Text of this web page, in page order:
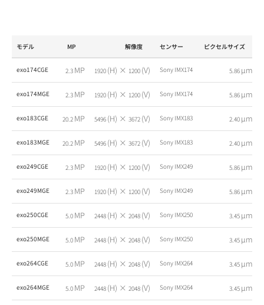
モデル MP 解像度 センサー ピクセルサイズ
exo174CGE 2.3 MP 1920 (H) × 1200 (V) Sony IMX174 5.86 µm
exo174MGE 2.3 MP 1920 (H) × 1200 (V) Sony IMX174 5.86 µm
exo183CGE 20.2 MP 5496 (H) × 3672 (V) Sony IMX183 2.40 µm
exo183MGE 20.2 MP 5496 (H) × 3672 (V) Sony IMX183 2.40 µm
exo249CGE 2.3 MP 1920 (H) × 1200 (V) Sony IMX249 5.86 µm
exo249MGE 2.3 MP 1920 (H) × 1200 (V) Sony IMX249 5.86 µm
exo250CGE 5.0 MP 2448 (H) × 2048 (V) Sony IMX250 3.45 µm
exo250MGE 5.0 MP 2448 (H) × 2048 (V) Sony IMX250 3.45 µm
exo264CGE 5.0 MP 2448 (H) × 2048 (V) Sony IMX264 3.45 µm
exo264MGE 5.0 MP 2448 (H) × 2048 (V) Sony IMX264 3.45 µm